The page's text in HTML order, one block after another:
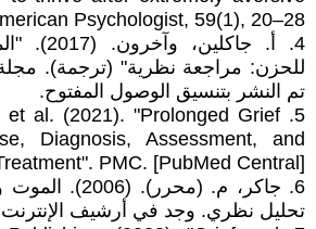
Psychologist, 59(1), 20–28.
4. أ.
للحزن: مراجعة نظرية" (ترجمة).
تم النشر بتنسيق الوصول المفتوح.
et al. (2021). "Prolonged Grief
Diagnosis, Assessment, and
PMC. [PubMed Central].
6. جاكر، م.
تحليل نظري. وجد في أرشيف